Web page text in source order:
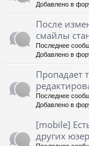
Добавлено в
После
смайлы
Последнее
Добавлено в
Пропадает
Последнее
Добавлено в
[mobile]
других